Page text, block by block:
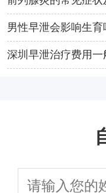
男性早泄会影响生
深圳早泄治疗费用